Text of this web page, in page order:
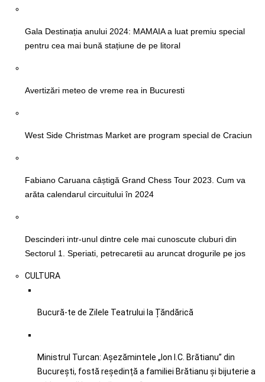
Gala Destinația anului 2024: MAMAIA a luat premiu special
pentru cea mai bună stațiune de pe litoral
Avertizări meteo de vreme rea in Bucuresti
West Side Christmas Market are program special de Craciun
Fabiano Caruana câștigă Grand Chess Tour 2023. Cum va
arăta calendarul circuitului în 2024
Descinderi intr-unul dintre cele mai cunoscute cluburi din
Sectorul 1. Speriati, petrecaretii au aruncat drogurile pe jos
CULTURA
Bucură-te de Zilele Teatrului la Țăndărică
Ministrul Turcan: Așezămintele „Ion I.C. Brătianu” din
București, fostă reședință a familiei Brătianu și bijuterie a